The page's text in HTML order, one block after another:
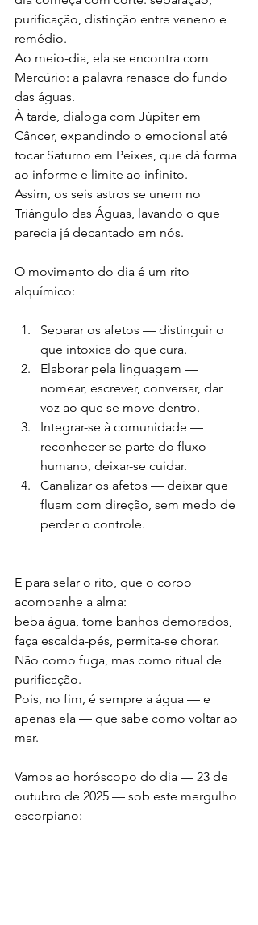
purificação, distinção entre veneno e
remédio.
Ao meio-dia, ela se encontra com
Mercúrio: a palavra renasce do fundo
das águas.
À tarde, dialoga com Júpiter em
Câncer, expandindo o emocional até
tocar Saturno em Peixes, que dá forma
ao informe e limite ao infinito.
Assim, os seis astros se unem no
Triângulo das Águas, lavando o que
parecia já decantado em nós.
O movimento do dia é um rito
alquímico:
Separar os afetos — distinguir o
que intoxica do que cura.
Elaborar pela linguagem —
nomear, escrever, conversar, dar
voz ao que se move dentro.
Integrar-se à comunidade —
reconhecer-se parte do fluxo
humano, deixar-se cuidar.
Canalizar os afetos — deixar que
fluam com direção, sem medo de
perder o controle.
E para selar o rito, que o corpo
acompanhe a alma:
beba água, tome banhos demorados,
faça escalda-pés, permita-se chorar.
Não como fuga, mas como ritual de
purificação.
Pois, no fim, é sempre a água — e
apenas ela — que sabe como voltar ao
mar.
Vamos ao horóscopo do dia — 23 de
outubro de 2025 — sob este mergulho
escorpiano: